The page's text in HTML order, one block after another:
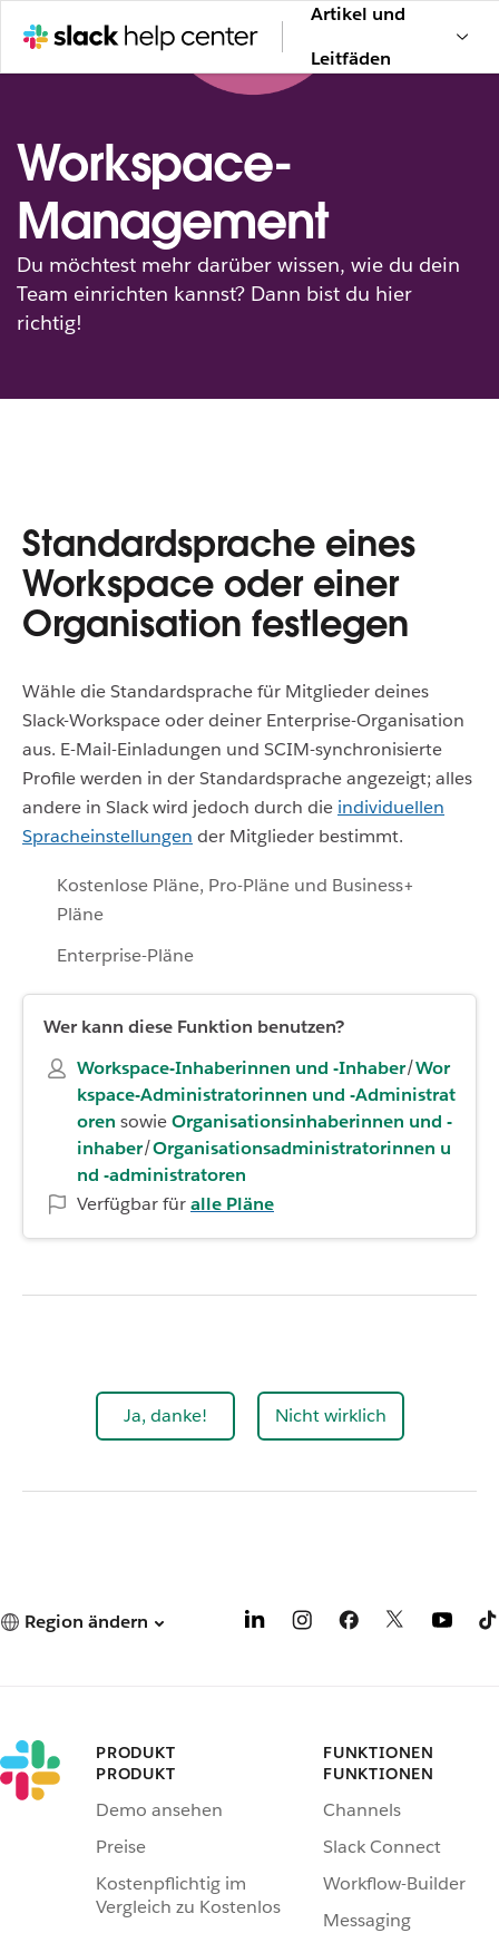
Artikel und
Leitfäden
Workspace-
Management
Du möchtest mehr darüber wissen, wie du dein
Team einrichten kannst? Dann bist du hier
richtig!
Standardsprache eines
Workspace oder einer
Organisation festlegen
Wähle die Standardsprache für Mitglieder deines
Slack-Workspace oder deiner Enterprise-Organisation
aus. E-Mail-Einladungen und SCIM-synchronisierte
Profile werden in der Standardsprache angezeigt; alles
andere in Slack wird jedoch durch die individuellen
Spracheinstellungen der Mitglieder bestimmt.
Kostenlose Pläne, Pro-Pläne und Business+
Pläne
Enterprise-Pläne
Wer kann diese Funktion benutzen?
Workspace-Inhaberinnen und -Inhaber/Wor
kspace-Administratorinnen und -Administrat
oren sowieOrganisationsinhaberinnen und -
inhaber/Organisationsadministratorinnen u
nd -administratoren
Verfügbar füralle Pläne
Ja, danke! Nicht wirklich
Region ändern
PRODUKT
PRODUKT
Demo ansehen
Preise
Kostenpflichtig im
Vergleich zu Kostenlos
FUNKTIONEN
FUNKTIONEN
Channels
Slack Connect
Workflow-Builder
Messaging